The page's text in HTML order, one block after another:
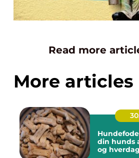
Read more
More articles
din hunds
og hverdag